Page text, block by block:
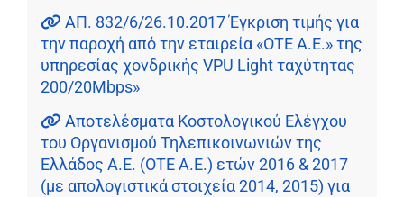
ΑΠ. 832/6/26.10.2017 Έγκριση τιμής για
την παροχή από την εταιρεία «ΟΤΕ Α.Ε.» της
υπηρεσίας χονδρικής VPU Light ταχύτητας
200/20Mbps»
Αποτελέσματα Κοστολογικού Ελέγχου
του Οργανισμού Τηλεπικοινωνιών της
Ελλάδος Α.Ε. (ΟΤΕ Α.Ε.) ετών 2016 & 2017
(με απολογιστικά στοιχεία 2014, 2015) για